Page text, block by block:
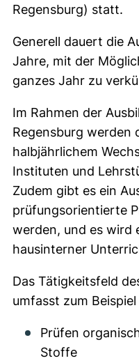
Regensburg) statt.
Generell dauert die
Jahre, mit der
ganzes Jahr zu
Im Rahmen der
Regensburg werden
halbjährlichem
Instituten und
Zudem gibt es ein
prüfungsorientierte
werden, und es wird
hausinterner
Das Tätigkeitsfeld
umfasst zum
Prüfen
Stoffe